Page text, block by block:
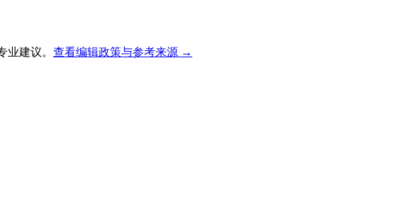
建议。 查看编辑政策与参考来源 →